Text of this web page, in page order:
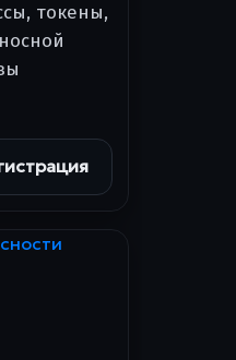
токены,